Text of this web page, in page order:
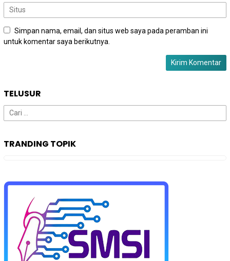
Simpan nama, email, dan situs web saya pada peramban ini
untuk komentar saya berikutnya.
TELUSUR
Cari
untuk:
TRANDING TOPIK